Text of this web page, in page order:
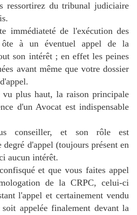
ressortirez du tribunal judiciaire
immédiateté de l'exécution des
ôte à un éventuel appel de la
son intérêt ; en effet les peines
avant même que votre dossier
plus haut, la raison principale
d'un Avocat est indispensable
conseiller, et son rôle est
d'appel (toujours présent en
aucun intérêt.
et que vous faites appel
de la CRPC, celui-ci
l'appel et certainement vendu
appelée finalement devant la